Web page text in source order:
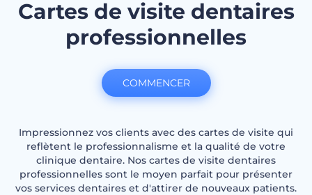
Cartes de visite dentaires
professionnelles
Impressionnez vos clients avec des cartes de visite qui
reflètent le professionnalisme et la qualité de votre
clinique dentaire. Nos cartes de visite dentaires
professionnelles sont le moyen parfait pour présenter
vos services dentaires et d'attirer de nouveaux patients.
COMMENCER